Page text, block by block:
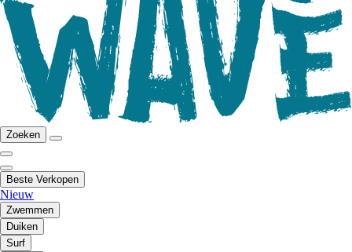
Zoeken
Beste Verkopen
Nieuw
Zwemmen
Duiken
Surf